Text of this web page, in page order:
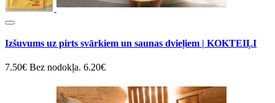
Izšuvums uz pirts svārkiem un saunas dvieļiem | KOKTEIĻI
7.50€ Bez nodokļa. 6.20€